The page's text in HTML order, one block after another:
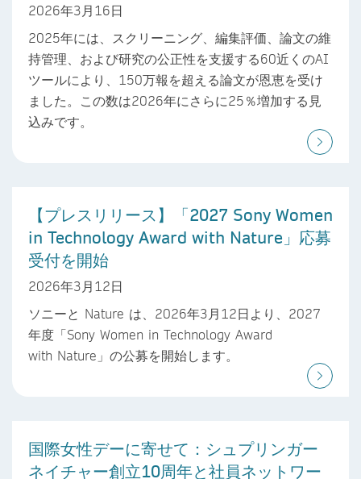
2026年3月16日
2025年には、スクリーニング、編集評価、論文の維
持管理、および研究の公正性を支援する60近くのAI
ツールにより、150万報を超える論文が恩恵を受け
ました。この数は2026年にさらに25％増加する見
込みです。
【プレスリリース】「2027 Sony Women
in Technology Award with Nature」応募
受付を開始
2026年3月12日
ソニーと Nature は、2026年3月12日より、2027
年度「Sony Women in Technology Award
with Nature」の公募を開始します。
国際女性デーに寄せて：シュプリンガー
ネイチャー創立10周年と社員ネットワー